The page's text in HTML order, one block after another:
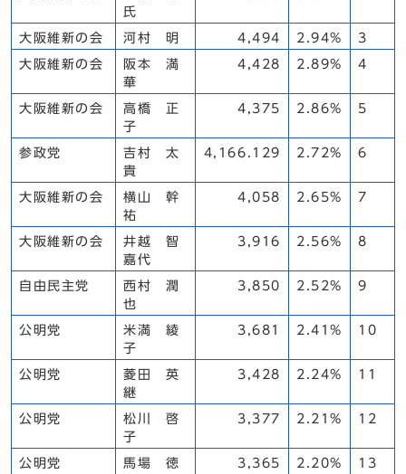
氏
大阪維新の会 河村 明 4,494 2.94% 3
大阪維新の会
阪本 満
華
4,428 2.89% 4
大阪維新の会
高橋 正
子
4,375 2.86% 5
参政党
吉村 太
貴
4,166.129 2.72% 6
大阪維新の会
横山 幹
祐
4,058 2.65% 7
大阪維新の会
井越 智
嘉代
3,916 2.56% 8
自由民主党
西村 潤
也
3,850 2.52% 9
公明党
米満 綾
子
3,681 2.41% 10
公明党
菱田 英
継
3,428 2.24% 11
公明党
松川 啓
子
3,377 2.21% 12
公明党
馬場 徳
3,365 2.20% 13